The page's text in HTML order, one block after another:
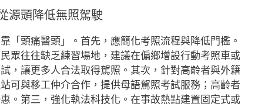
源頭降低無照駕駛
「頭痛醫頭」。首先，應簡化考照流程與降低門檻。
眾往往缺乏練習場地，建議在偏鄉增設行動考照車或
，讓更多人合法取得駕照。其次，針對高齡者與外籍
可與移工仲介合作，提供母語駕照考試服務；高齡者
。第三，強化執法科技化。在事故熱點建置固定式或